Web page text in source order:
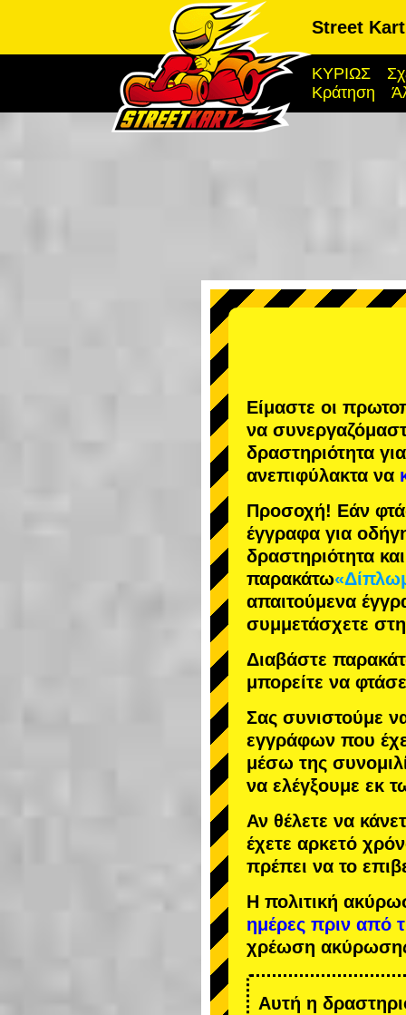
Street
ΚΥΡΙΩΣ
Κράτηση
Είμαστε οι
να
δραστηριότητα
ανεπιφύλακτα να
Προσοχή! Εάν
έγγραφα για
δραστηριότητα
παρακάτω
απαιτούμενα
συμμετάσχετε
Διαβάστε
μπορείτε να
Σας συνιστούμε
εγγράφων που
μέσω της
να ελέγξουμε εκ
Αν θέλετε να
έχετε αρκετό
πρέπει να το
Η πολιτική
ημέρες πριν από
χρέωση
Αυτή η